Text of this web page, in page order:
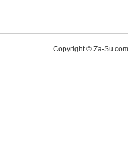
Copyright © Za-